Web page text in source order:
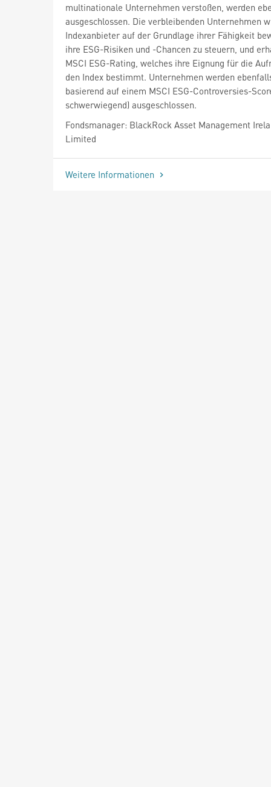
multinationale Unternehmen verstoßen, werden
ausgeschlossen. Die verbleibenden Unternehmen
Indexanbieter auf der Grundlage ihrer Fähigkeit
ihre ESG-Risiken und -Chancen zu steuern, und
MSCI ESG-Rating, welches ihre Eignung für die
den Index bestimmt. Unternehmen werden
basierend auf einem MSCI ESG-Controversies-
schwerwiegend) ausgeschlossen.
Fondsmanager: BlackRock Asset Management
Limited
Weitere Informationen